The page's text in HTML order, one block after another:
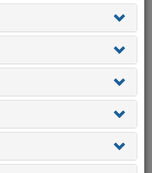
alállomása, amely
Pesthidegkút,
Nagykovácsi települések